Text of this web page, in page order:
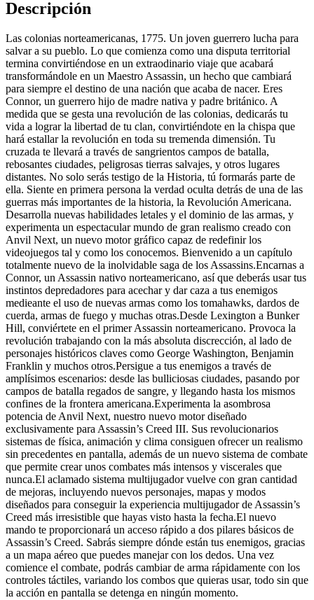
Descripción
Las colonias norteamericanas, 1775. Un joven guerrero lucha para
salvar a su pueblo. Lo que comienza como una disputa territorial
termina convirtiéndose en un extraodinario viaje que acabará
transformándole en un Maestro Assassin, un hecho que cambiará
para siempre el destino de una nación que acaba de nacer. Eres
Connor, un guerrero hijo de madre nativa y padre británico. A
medida que se gesta una revolución de las colonias, dedicarás tu
vida a lograr la libertad de tu clan, convirtiéndote en la chispa que
hará estallar la revolución en toda su tremenda dimensión. Tu
cruzada te llevará a través de sangrientos campos de batalla,
rebosantes ciudades, peligrosas tierras salvajes, y otros lugares
distantes. No solo serás testigo de la Historia, tú formarás parte de
ella. Siente en primera persona la verdad oculta detrás de una de las
guerras más importantes de la historia, la Revolución Americana.
Desarrolla nuevas habilidades letales y el dominio de las armas, y
experimenta un espectacular mundo de gran realismo creado con
Anvil Next, un nuevo motor gráfico capaz de redefinir los
videojuegos tal y como los conocemos. Bienvenido a un capítulo
totalmente nuevo de la inolvidable saga de los Assassins.Encarnas a
Connor, un Assassin nativo norteamericano, así que deberás usar tus
instintos depredadores para acechar y dar caza a tus enemigos
medieante el uso de nuevas armas como los tomahawks, dardos de
cuerda, armas de fuego y muchas otras.Desde Lexington a Bunker
Hill, conviértete en el primer Assassin norteamericano. Provoca la
revolución trabajando con la más absoluta discrección, al lado de
personajes históricos claves como George Washington, Benjamin
Franklin y muchos otros.Persigue a tus enemigos a través de
amplísimos escenarios: desde las bulliciosas ciudades, pasando por
campos de batalla regados de sangre, y llegando hasta los mismos
confines de la frontera americana.Experimenta la asombrosa
potencia de Anvil Next, nuestro nuevo motor diseñado
exclusivamente para Assassin’s Creed III. Sus revolucionarios
sistemas de física, animación y clima consiguen ofrecer un realismo
sin precedentes en pantalla, además de un nuevo sistema de combate
que permite crear unos combates más intensos y viscerales que
nunca.El aclamado sistema multijugador vuelve con gran cantidad
de mejoras, incluyendo nuevos personajes, mapas y modos
diseñados para conseguir la experiencia multijugador de Assassin’s
Creed más irresistible que hayas visto hasta la fecha.El nuevo
mando te proporcionará un acceso rápido a dos pilares básicos de
Assassin’s Creed. Sabrás siempre dónde están tus enemigos, gracias
a un mapa aéreo que puedes manejar con los dedos. Una vez
comience el combate, podrás cambiar de arma rápidamente con los
controles táctiles, variando los combos que quieras usar, todo sin que
la acción en pantalla se detenga en ningún momento.